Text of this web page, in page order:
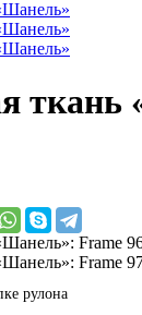
ткань
рулона